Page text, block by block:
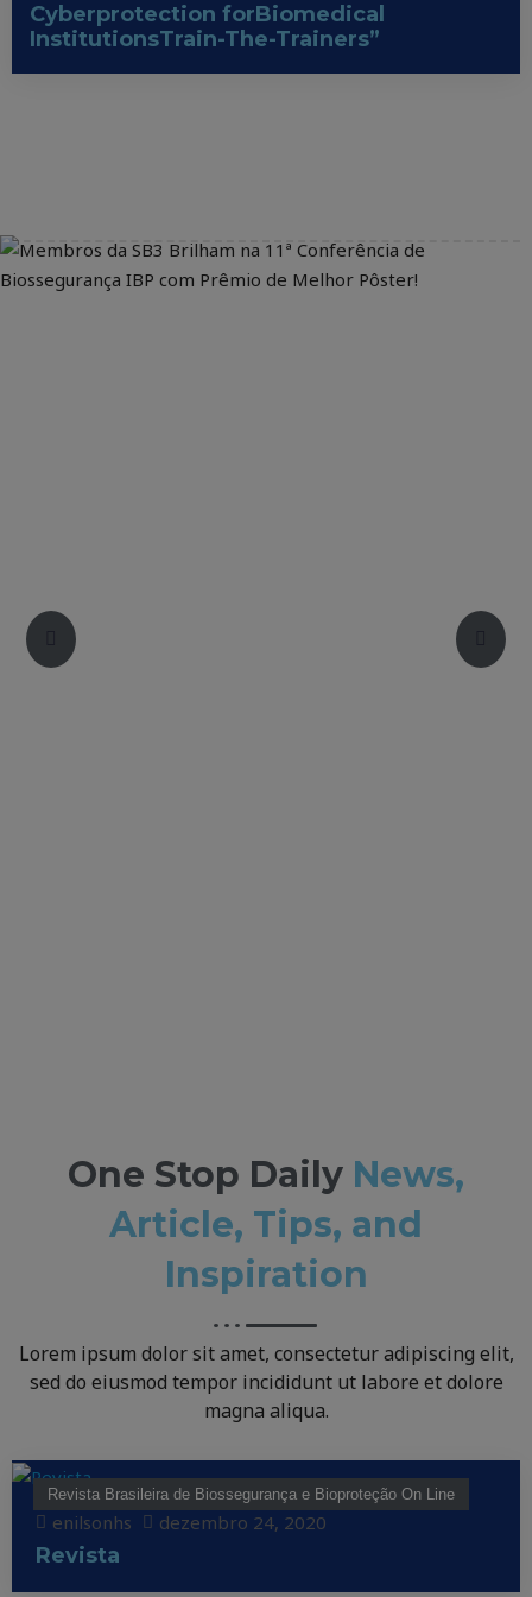
Cyberprotection forBiomedical
InstitutionsTrain-The-Trainers”
One Stop Daily News,
Article, Tips, and
Inspiration
Lorem ipsum dolor sit amet, consectetur adipiscing elit,
sed do eiusmod tempor incididunt ut labore et dolore
magna aliqua.
Revista Brasileira de Biossegurança e Bioproteção On Line
enilsonhs dezembro 24, 2020
Revista